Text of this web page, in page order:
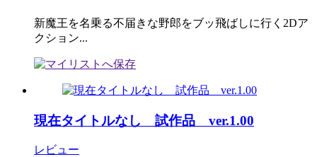
新魔王を名乗る不届きな野郎をブッ飛ばしに行く2Dア
クション...
現在タイトルなし 試作品 ver.1.00
レビュー